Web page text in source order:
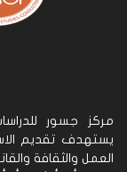
مركز جسور
يستهدف تقديم
العمل والثقافة